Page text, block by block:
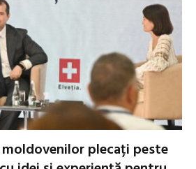
moldovenilor plecați peste